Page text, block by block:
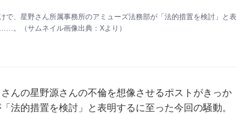
、星野さん所属事務所のアミューズ法務部が「法的措置を検討」と表
。（サムネイル画像出典：Xより）
んの星野源さんの不倫を想像させるポストがきっか
法的措置を検討」と表明するに至った今回の騒動。